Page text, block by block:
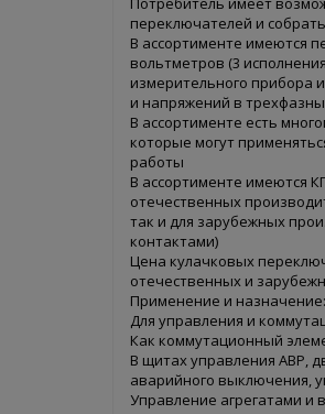
переключателей и
В ассортименте имеются
вольтметров (3
измерительного прибора
и напряжений в
В ассортименте есть
которые могут
работы
В ассортименте имеются
отечественных
так и для зарубежных
контактами)
Ценa кулачковых
отечественных и
Применение и назначение:
Для управления и
Как коммутационный
В щитах управления АВР,
аварийного выключения,
Управление агрегатами